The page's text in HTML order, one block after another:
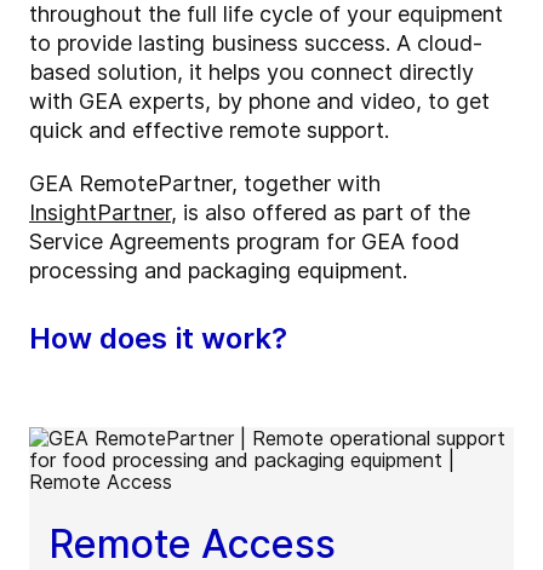
throughout the full life cycle of your equipment
to provide lasting business success. A cloud-
based solution, it helps you connect directly
with GEA experts, by phone and video, to get
quick and effective remote support.
GEA RemotePartner, together with
InsightPartner, is also offered as part of the
Service Agreements program for GEA food
processing and packaging equipment.
How does it work?
Remote Access